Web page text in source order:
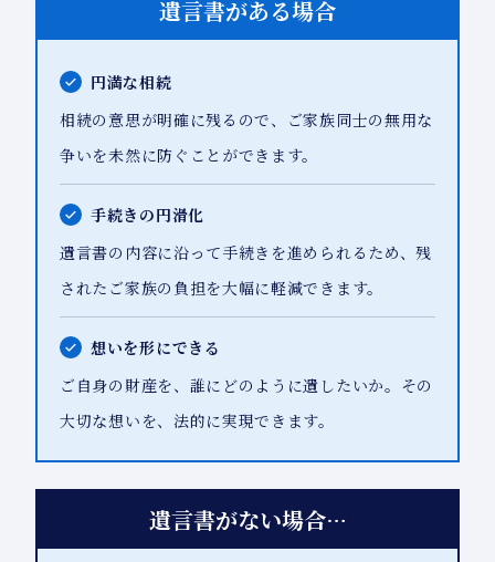
遺言書がある場合
円満な相続
相続の意思が明確に残るので、ご家族同士の無用な
争いを未然に防ぐことができます。
手続きの円滑化
遺言書の内容に沿って手続きを進められるため、残
されたご家族の負担を大幅に軽減できます。
想いを形にできる
ご自身の財産を、誰にどのように遺したいか。その
大切な想いを、法的に実現できます。
遺言書がない場合…